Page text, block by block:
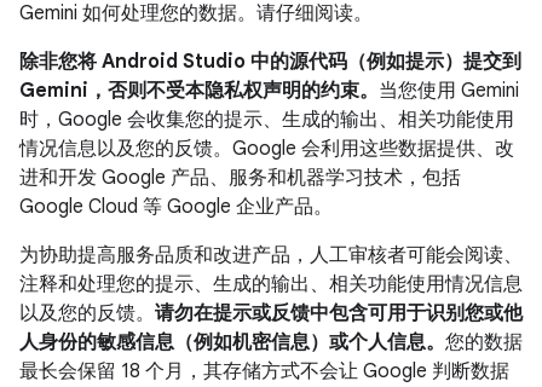
Gemini 如何处理您的数据。请仔细阅读。
除非您将 Android Studio 中的源代码（例如提示）提交到
Gemini，否则不受本隐私权声明的约束。 当您使用 Gemini
时，Google 会收集您的提示、生成的输出、相关功能使用
情况信息以及您的反馈。Google 会利用这些数据提供、改
进和开发 Google 产品、服务和机器学习技术，包括
Google Cloud 等 Google 企业产品。
为协助提高服务品质和改进产品，人工审核者可能会阅读、
注释和处理您的提示、生成的输出、相关功能使用情况信息
以及您的反馈。 请勿在提示或反馈中包含可用于识别您或他
人身份的敏感信息（例如机密信息）或个人信息。 您的数据
最长会保留 18 个月，其存储方式不会让 Google 判断数据